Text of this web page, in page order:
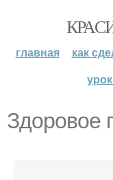
главная как
Здоровое